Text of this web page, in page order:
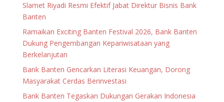
Slamet Riyadi Resmi Efektif Jabat Direktur Bisnis Bank
Banten
Ramaikan Exciting Banten Festival 2026, Bank Banten
Dukung Pengembangan Kepariwisataan yang
Berkelanjutan
Bank Banten Gencarkan Literasi Keuangan, Dorong
Masyarakat Cerdas Berinvestasi
Bank Banten Tegaskan Dukungan Gerakan Indonesia